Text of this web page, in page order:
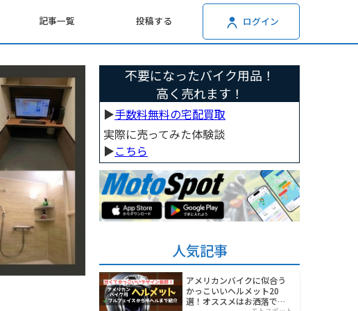
記事一覧 投稿する ログイン
不要になったバイク用品！
高く売れます！
▶︎手数料無料の宅配買取
実際に売ってみた体験談
▶︎こちら
人気記事
アメリカンバイクに似合う
かっこいいヘルメット20
選！オススメはお洒落でワ